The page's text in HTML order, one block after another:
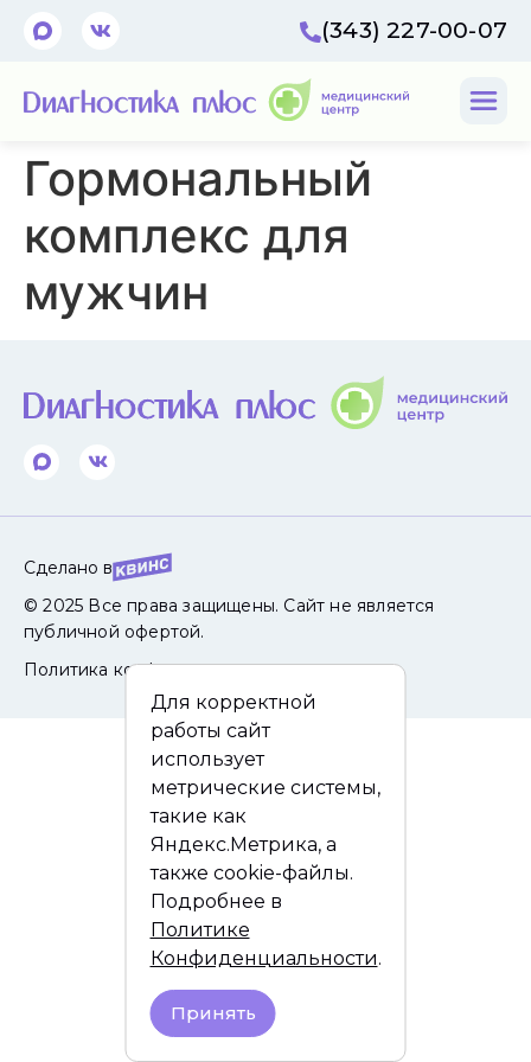
(343) 227-00-07
Гормональный
комплекс для
мужчин
Сделано в
© 2025 Все права защищены. Сайт не является
публичной офертой.
Политика конфиденциальности
Для корректной
работы сайт
использует
метрические системы,
такие как
Яндекс.Метрика, а
также cookie-файлы.
Подробнее в
Политике
Конфиденциальности.
Принять